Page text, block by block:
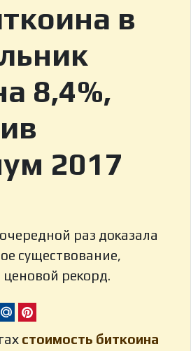
в
8,4%,
2017
раз доказала
существование,
рекорд.
стоимость биткоина